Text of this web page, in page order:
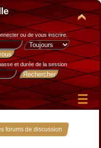
ou de vous inscrire.
et durée de la session
forums de discussion »